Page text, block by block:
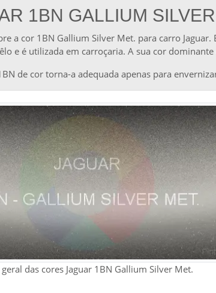
1BN GALLIUM
a cor 1BN Gallium Silver Met. para carro
e é utilizada em carroçaria. A sua cor dominante
de cor torna-a adequada apenas para
das cores Jaguar 1BN Gallium Silver Met.